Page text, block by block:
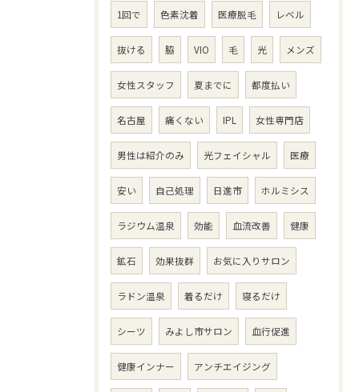
1回で 色素沈着 医療脱毛 レベル
抜ける 脇 VIO 毛 光 メンズ
女性スタッフ 夏までに 都度払い
名古屋 痛くない IPL 女性専門店
男性は紹介のみ 光フェイシャル 医療
安い 自己処理 日進市 ホルミシス
ラジウム温泉 効能 血流改善 健康
鉱石 効果抜群 お気に入りサロン
ラドン温泉 着るだけ 寝るだけ
シーツ みよし市サロン 血行促進
健康インナー アンチエイジング